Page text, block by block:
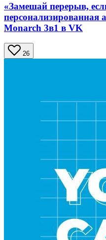
«Замешай перерыв,
персонализированная
Monarch 3в1 в VK
26